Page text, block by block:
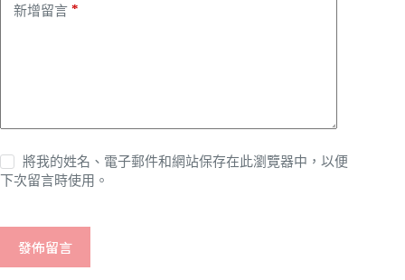
新增留言 *
將我的姓名、電子郵件和網站保存在此瀏覽器中，以便
下次留言時使用。
發佈留言